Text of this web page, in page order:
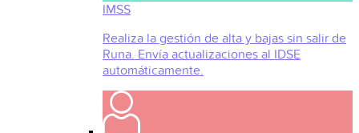
IMSS
Realiza la gestión de alta y bajas sin salir de
Runa. Envía actualizaciones al IDSE
automáticamente.